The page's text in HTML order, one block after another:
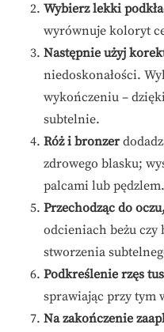
Wybierz lekki
wyrównuje koloryt
Następnie użyj
niedoskonałości.
wykończeniu –
subtelnie.
Róż i bronzer
zdrowego blasku;
palcami lub pędzlem.
Przechodząc do
odcieniach beżu czy
stworzenia
Podkreślenie rzęs
sprawiając przy tym
Na zakończenie